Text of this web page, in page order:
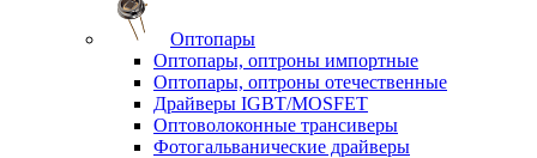
Оптопары
Оптопары, оптроны импортные
Оптопары, оптроны отечественные
Драйверы IGBT/MOSFET
Оптоволоконные трансиверы
Фотогальванические драйверы